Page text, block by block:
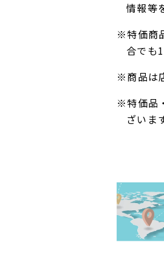
情報等
※特価商
合でも
※商品は
※特価品
ざいま